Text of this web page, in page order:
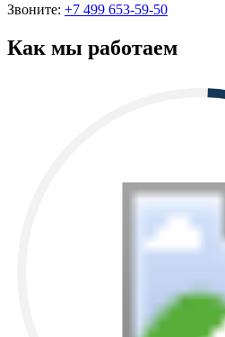
Звоните: +7 499 653-59-50
Как мы работаем